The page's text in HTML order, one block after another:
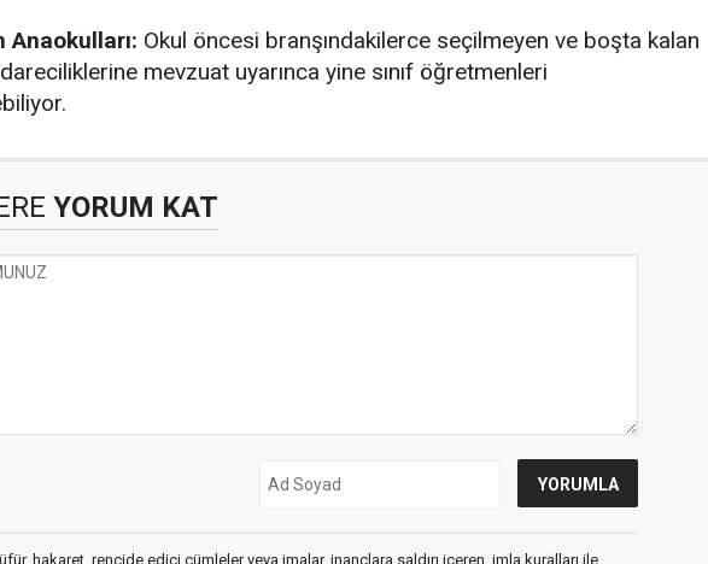
Anaokulları: Okul öncesi branşındakilerce seçilmeyen ve boşta kalan
mevzuat uyarınca yine sınıf öğretmenleri
YORUM KAT
hakaret, rencide edici cümleler veya imalar, inançlara saldırı içeren, imla kuralları ile